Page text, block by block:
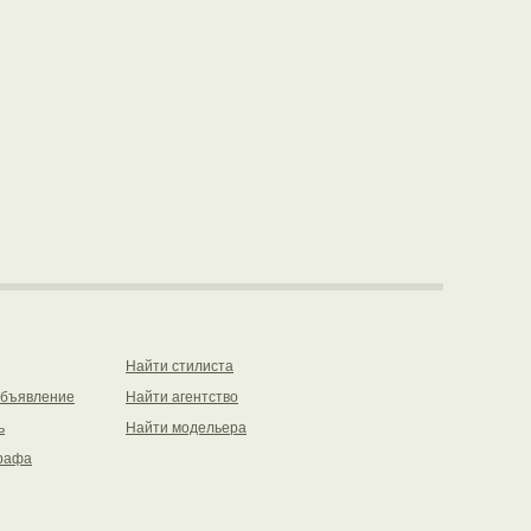
Найти стилиста
Найти агентство
Найти модельера